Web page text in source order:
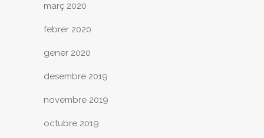
març 2020
febrer 2020
gener 2020
desembre 2019
novembre 2019
octubre 2019